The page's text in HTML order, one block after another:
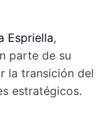
Espriella,
parte de su
la transición del
estratégicos.